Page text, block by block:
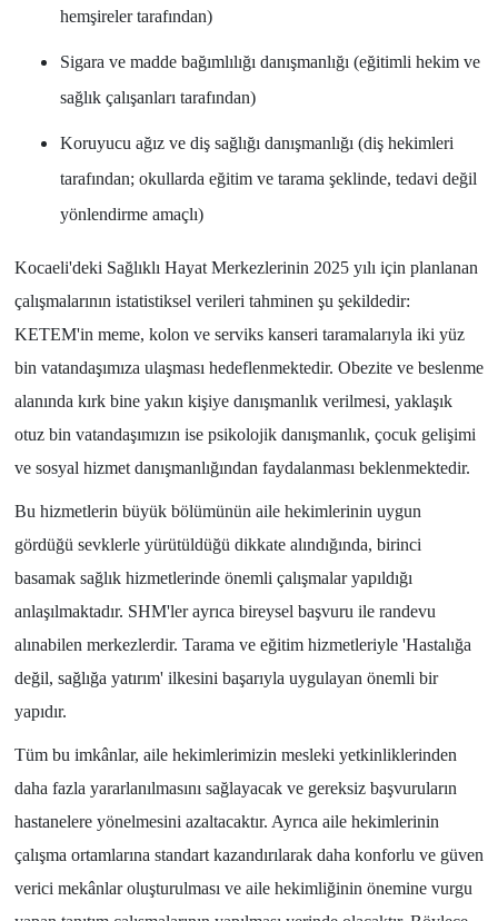
hemşireler tarafından)
Sigara ve madde bağımlılığı danışmanlığı (eğitimli hekim ve
sağlık çalışanları tarafından)
Koruyucu ağız ve diş sağlığı danışmanlığı (diş hekimleri
tarafından; okullarda eğitim ve tarama şeklinde, tedavi değil
yönlendirme amaçlı)
Kocaeli'deki Sağlıklı Hayat Merkezlerinin 2025 yılı için planlanan
çalışmalarının istatistiksel verileri tahminen şu şekildedir:
KETEM'in meme, kolon ve serviks kanseri taramalarıyla iki yüz
bin vatandaşımıza ulaşması hedeflenmektedir. Obezite ve beslenme
alanında kırk bine yakın kişiye danışmanlık verilmesi, yaklaşık
otuz bin vatandaşımızın ise psikolojik danışmanlık, çocuk gelişimi
ve sosyal hizmet danışmanlığından faydalanması beklenmektedir.
Bu hizmetlerin büyük bölümünün aile hekimlerinin uygun
gördüğü sevklerle yürütüldüğü dikkate alındığında, birinci
basamak sağlık hizmetlerinde önemli çalışmalar yapıldığı
anlaşılmaktadır. SHM'ler ayrıca bireysel başvuru ile randevu
alınabilen merkezlerdir. Tarama ve eğitim hizmetleriyle 'Hastalığa
değil, sağlığa yatırım' ilkesini başarıyla uygulayan önemli bir
yapıdır.
Tüm bu imkânlar, aile hekimlerimizin mesleki yetkinliklerinden
daha fazla yararlanılmasını sağlayacak ve gereksiz başvuruların
hastanelere yönelmesini azaltacaktır. Ayrıca aile hekimlerinin
çalışma ortamlarına standart kazandırılarak daha konforlu ve güven
verici mekânlar oluşturulması ve aile hekimliğinin önemine vurgu